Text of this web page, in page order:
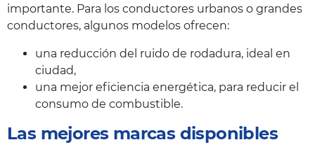
importante. Para los conductores urbanos o grandes
conductores, algunos modelos ofrecen:
una reducción del ruido de rodadura, ideal en
ciudad,
una mejor eficiencia energética, para reducir el
consumo de combustible.
Las mejores marcas disponibles